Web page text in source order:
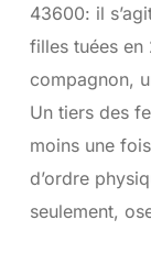
43600: il
filles tuées en
compagnon,
Un tiers des
moins une
d’ordre
seulement,